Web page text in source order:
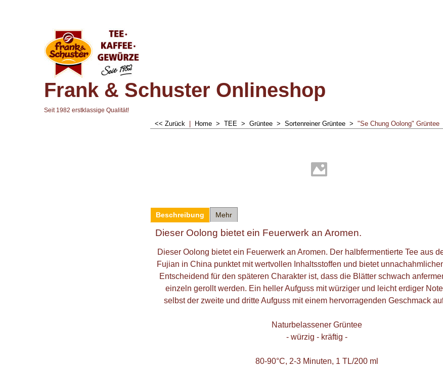
Frank & Schuster Onlineshop
Seit 1982 erstklassige Qualität!
<< Zurück Home > TEE > Grüntee > Sortenreiner Grüntee > "Se Chung Oolong" Grüntee
Beschreibung Mehr
Dieser Oolong bietet ein Feuerwerk an Aromen.
Dieser Oolong bietet ein Feuerwerk an Aromen. Der halbfermentierte Tee aus
Fujian in China punktet mit wertvollen Inhaltsstoffen und bietet
Entscheidend für den späteren Charakter ist, dass die Blätter schwach
einzeln gerollt werden. Ein heller Aufguss mit würziger und leicht erdiger
selbst der zweite und dritte Aufguss mit einem hervorragenden Geschmack
Naturbelassener Grüntee
- würzig - kräftig -
80-90°C, 2-3 Minuten, 1 TL/200 ml